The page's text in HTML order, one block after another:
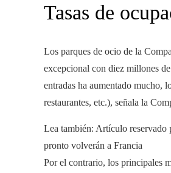
Tasas de
Los parques de ocio de la
excepcional con diez millones
entradas ha aumentado mucho,
restaurantes, etc.), señala la
Lea también: Artículo reservado
pronto volverán a Francia
Por el contrario, los principales